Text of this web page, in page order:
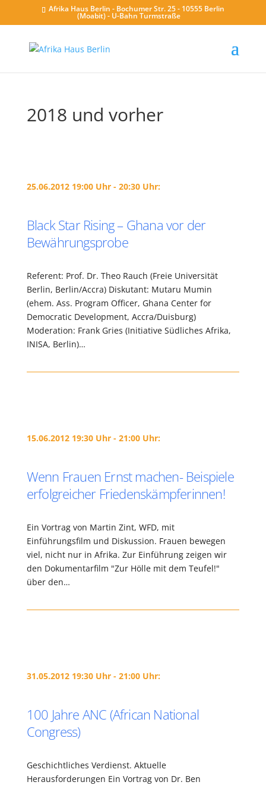
Afrika Haus Berlin - Bochumer Str. 25 - 10555 Berlin
(Moabit) - U-Bahn Turmstraße
2018 und vorher
25.06.2012 19:00 Uhr - 20:30 Uhr:
Black Star Rising – Ghana vor der
Bewährungsprobe
Referent: Prof. Dr. Theo Rauch (Freie Universität
Berlin, Berlin/Accra) Diskutant: Mutaru Mumin
(ehem. Ass. Program Officer, Ghana Center for
Democratic Development, Accra/Duisburg)
Moderation: Frank Gries (Initiative Südliches Afrika,
INISA, Berlin)…
15.06.2012 19:30 Uhr - 21:00 Uhr:
Wenn Frauen Ernst machen- Beispiele
erfolgreicher Friedenskämpferinnen!
Ein Vortrag von Martin Zint, WFD, mit
Einführungsfilm und Diskussion. Frauen bewegen
viel, nicht nur in Afrika. Zur Einführung zeigen wir
den Dokumentarfilm "Zur Hölle mit dem Teufel!"
über den…
31.05.2012 19:30 Uhr - 21:00 Uhr:
100 Jahre ANC (African National
Congress)
Geschichtliches Verdienst. Aktuelle
Herausforderungen Ein Vortrag von Dr. Ben